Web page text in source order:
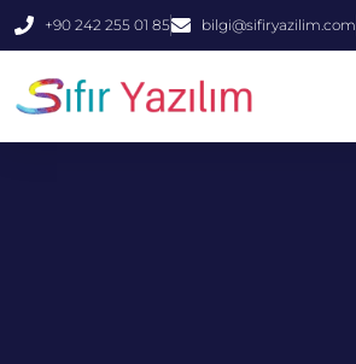
+90 242 255 01 85 bilgi@sifiryazilim.com